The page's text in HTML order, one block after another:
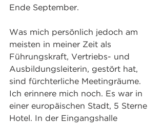
Ende September.
Was mich persönlich jedoch am
meisten in meiner Zeit als
Führungskraft, Vertriebs- und
Ausbildungsleiterin, gestört hat,
sind fürchterliche Meetingräume.
Ich erinnere mich noch. Es war in
einer europäischen Stadt, 5 Sterne
Hotel. In der Eingangshalle